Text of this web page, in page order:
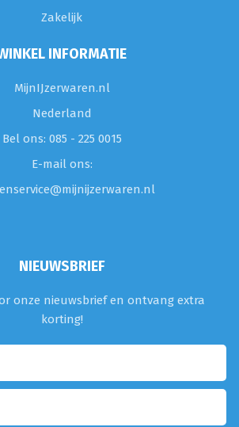
Zakelijk
INFORMATIE
MijnIJzerwaren.nl
Nederland
Bel ons: 085 - 225 0015
E-mail ons:
NIEUWSBRIEF
onze nieuwsbrief en ontvang extra
korting!